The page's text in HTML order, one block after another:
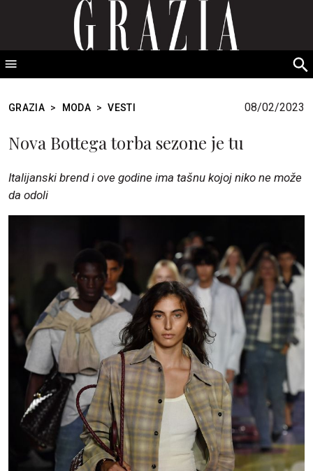
GRAZIA Srbija
GRAZIA > MODA > VESTI 08/02/2023
Nova Bottega torba sezone je tu
Italijanski brend i ove godine ima tašnu kojoj niko ne može
da odoli